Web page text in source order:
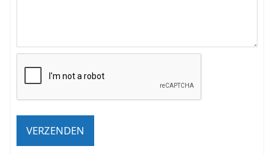
VERZENDEN